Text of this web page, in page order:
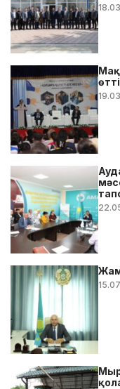
өтті